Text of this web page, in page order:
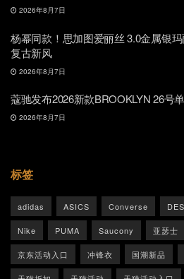
2026年8月7日
杨幂同款！思加图爱丽丝 3.0金属银
复古新风
2026年8月7日
蔻驰发布2026新款BROOKLYN 26号
2026年8月7日
标签
adidas ASICS Converse
Nike PUMA Saucony 亚瑟士
京东活动入口 冲锋衣 国潮新品